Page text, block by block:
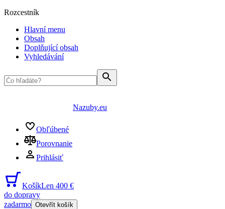
Rozcestník
Hlavní menu
Obsah
Doplňující obsah
Vyhledávání
Nazuby.eu
Obľúbené
Porovnanie
Prihlásiť
KošíkLen 400 €
do dopravy
zadarmo Otevřít košík